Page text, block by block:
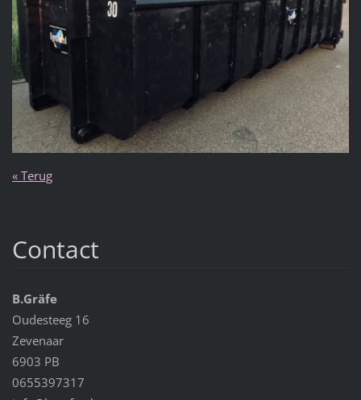
« Terug
Contact
B.Gräfe
Oudesteeg 16
Zevenaar
6903 PB
0655397317